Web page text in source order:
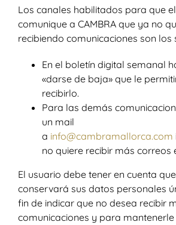
Los canales habilitados para que
comunique a CAMBRA que ya no
recibiendo comunicaciones son los
En el boletín digital semanal
«darse de baja» que le
recibirlo.
Para las demás
un mail
a info@cambramallorca.com
no quiere recibir más correos
El usuario debe tener en cuenta que
conservará sus datos personales
fin de indicar que no desea recibir
comunicaciones y para